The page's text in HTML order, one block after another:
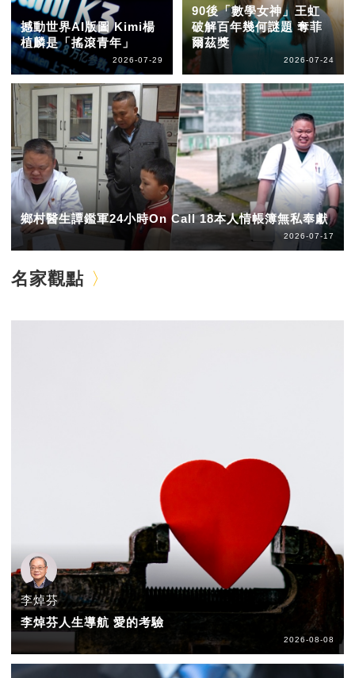
撼動世界AI版圖 Kimi楊
植麟是「搖滾青年」
2026-07-29
90後「數學女神」王虹
破解百年幾何謎題 奪菲
爾茲獎
2026-07-24
鄉村醫生譚鑑軍24小時On Call 18本人情帳簿無私奉獻
2026-07-17
名家觀點
李焯芬
李焯芬人生導航 愛的考驗
2026-08-08